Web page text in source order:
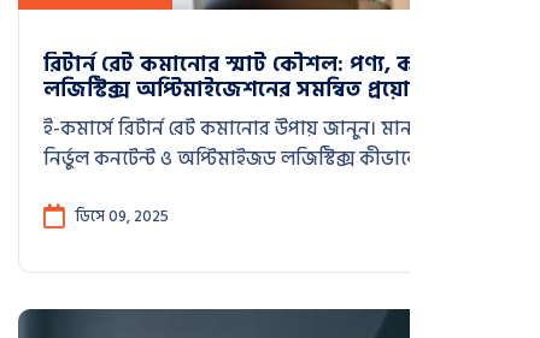
রিটার্ন রেট কমানোর স্মার্ট কৌশল: পণ্য, কনটেন্ট ও
লজিস্টিক্স অপ্টিমাইজেশনের সমন্বিত প্রয়োগ
ই-কমার্সে রিটার্ন রেট কমানোর উপায় জানুন। মানসম্মত পণ্য,
নির্ভুল কনটেন্ট ও অপ্টিমাইজড লজিস্টিক্স কীভাবে রিটার্ন
ডিসে 09, 2025